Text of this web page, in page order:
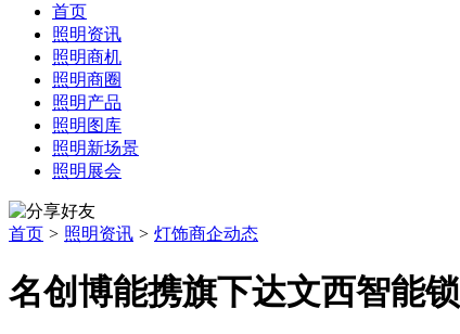
首页
照明资讯
照明商机
照明商圈
照明产品
照明图库
照明新场景
照明展会
首页 > 照明资讯 > 灯饰商企动态
名创博能携旗下达文西智能